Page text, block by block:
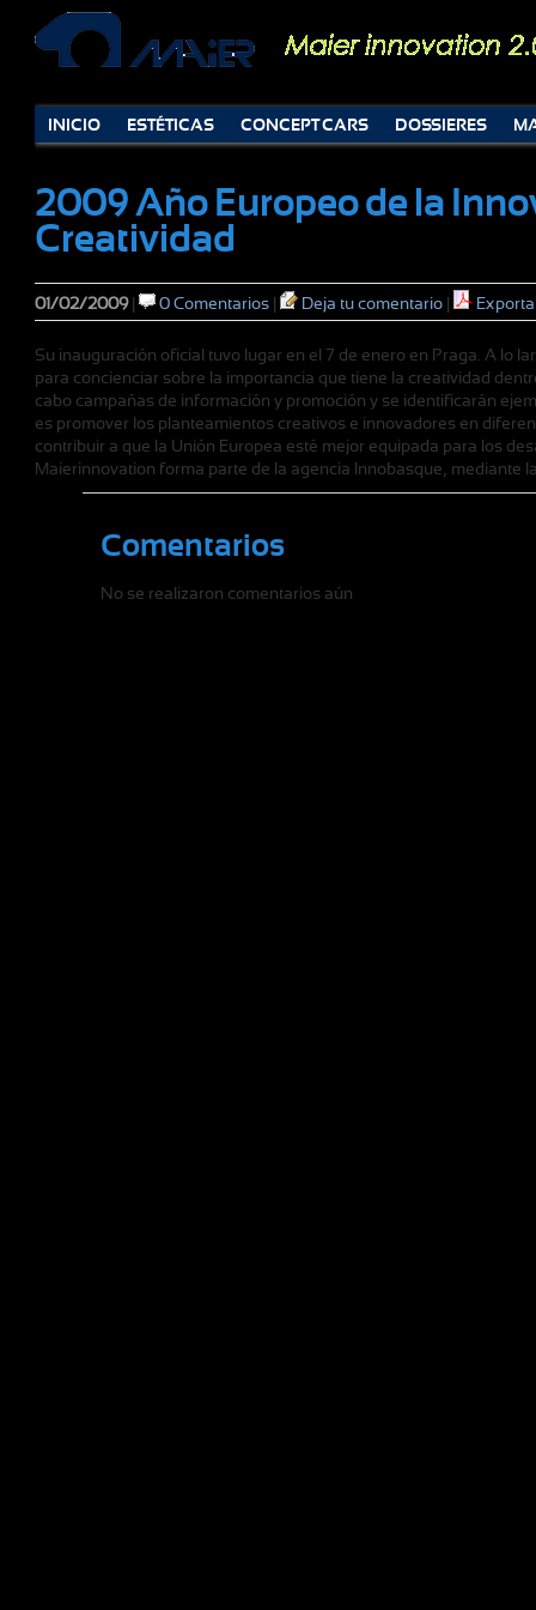
INICIO ESTÉTICAS CONCEPT CARS DOSSIERES
2009 Año Europeo de la
Creatividad
01/02/2009| 0 Comentarios | Deja tu comentario |
Su inauguración oficial tuvo lugar en el 7 de enero en Praga. A lo
para concienciar sobre la importancia que tiene la creatividad
cabo campañas de información y promoción y se identificarán
es promover los planteamientos creativos e innovadores en
contribuir a que la Unión Europea esté mejor equipada para los
Maierinnovation forma parte de la agencia Innobasque, mediante
Comentarios
No se realizaron comentarios aún